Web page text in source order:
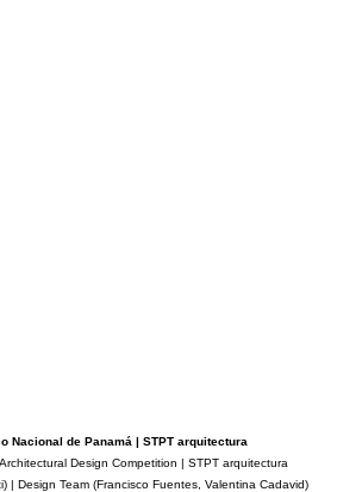
Nacional de Panamá | STPT arquitectura
Design Competition | STPT arquitectura
| Design Team (Francisco Fuentes, Valentina Cadavid)